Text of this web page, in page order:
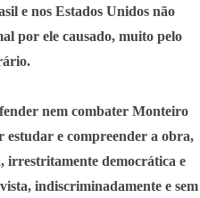
e nos Estados Unidos não
por ele causado, muito pelo
nem combater Monteiro
estudar e compreender a obra,
irrestritamente democrática e
indiscriminadamente e sem